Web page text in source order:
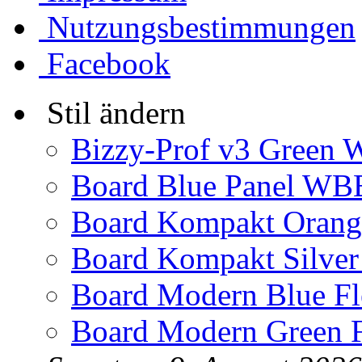
Nutzungsbestimmungen
Facebook
Stil ändern
Bizzy-Prof v3 Green
Board Blue Panel
Board Kompakt
Board Kompakt
Board Modern Blue
Board Modern Green